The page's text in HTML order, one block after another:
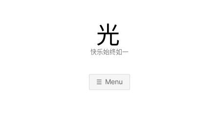
光
快乐始终如一
Menu